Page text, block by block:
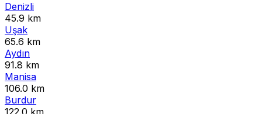
Denizli
45.9 km
Uşak
65.6 km
Aydın
91.8 km
Manisa
106.0 km
Burdur